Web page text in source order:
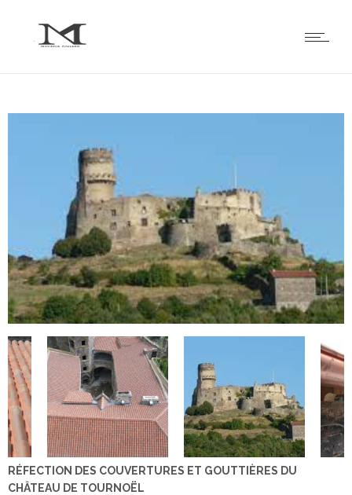
RÉFECTION DES COUVERTURES ET GOUTTIÈRES DU
CHÂTEAU DE TOURNOËL